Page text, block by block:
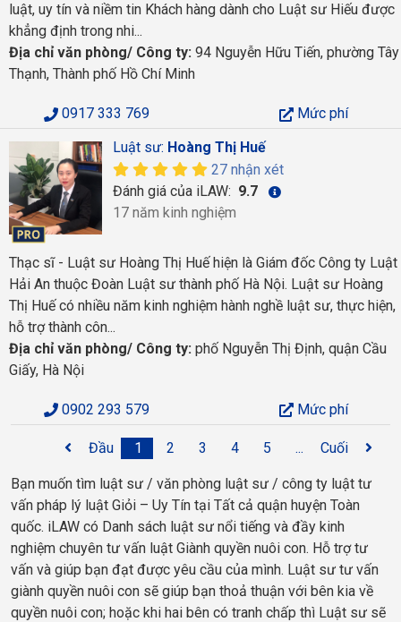
luật, uy tín và niềm tin Khách hàng dành cho Luật sư Hiếu được
khẳng định trong nhi...
Địa chỉ văn phòng/ Công ty: 94 Nguyễn Hữu Tiến, phường Tây
Thạnh, Thành phố Hồ Chí Minh
0917 333 769
Mức phí
Luật sư: Hoàng Thị Huế
27 nhận xét
Đánh giá của iLAW: 9.7
17 năm kinh nghiệm
Thạc sĩ - Luật sư Hoàng Thị Huế hiện là Giám đốc Công ty Luật
Hải An thuộc Đoàn Luật sư thành phố Hà Nội. Luật sư Hoàng
Thị Huế có nhiều năm kinh nghiệm hành nghề luật sư, thực hiện,
hỗ trợ thành côn...
Địa chỉ văn phòng/ Công ty: phố Nguyễn Thị Định, quận Cầu
Giấy, Hà Nội
0902 293 579 Mức phí
Đầu 1 2 3 4 5 ... Cuối
Bạn muốn tìm luật sư / văn phòng luật sư / công ty luật tư
vấn pháp lý luật Giỏi – Uy Tín tại Tất cả quận huyện Toàn
quốc. iLAW có Danh sách luật sư nổi tiếng và đầy kinh
nghiệm chuyên tư vấn luật Giành quyền nuôi con. Hỗ trợ tư
vấn và giúp bạn đạt được yêu cầu của mình. Luật sư tư vấn
giành quyền nuôi con sẽ giúp bạn thoả thuận với bên kia về
quyền nuôi con; hoặc khi hai bên có tranh chấp thì Luật sư sẽ